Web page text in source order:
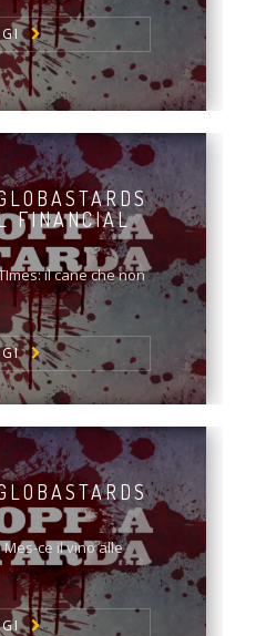
FINANCIAL
il cane che non
ce il vino alle